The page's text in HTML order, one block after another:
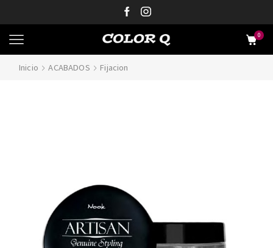
0
Inicio ACABADOS Fijacion